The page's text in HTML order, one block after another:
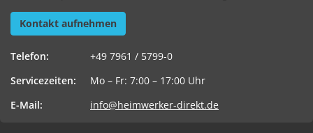
Kontakt aufnehmen
Telefon:
+49 7961 / 5799-0
Servicezeiten:
Mo – Fr: 7:00 – 17:00 Uhr
E-Mail:
info@heimwerker-direkt.de